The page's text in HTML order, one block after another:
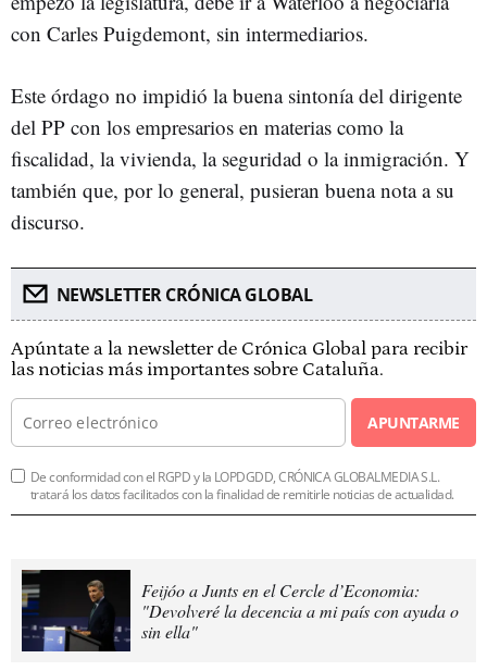
con Carles Puigdemont, sin intermediarios.
Este órdago no impidió la buena sintonía del dirigente
del PP con los empresarios en materias como la
fiscalidad, la vivienda, la seguridad o la inmigración. Y
también que, por lo general, pusieran buena nota a su
discurso.
NEWSLETTER CRÓNICA GLOBAL
Apúntate a la newsletter de Crónica Global para recibir
las noticias más importantes sobre Cataluña.
APUNTARME
De conformidad con el RGPD y la LOPDGDD, CRÓNICA GLOBALMEDIA S.L.
tratará los datos facilitados con la finalidad de remitirle noticias de actualidad.
Feijóo a Junts en el Cercle d’Economia:
"Devolveré la decencia a mi país con ayuda o
sin ella"